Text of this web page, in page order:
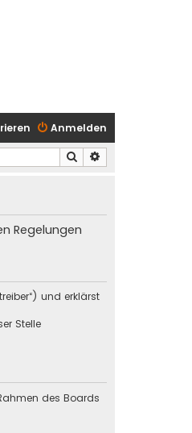
Anmelden
Suche
Regelungen
und erklärst
Stelle
des Boards